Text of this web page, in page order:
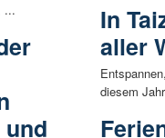
...
In
aller
diesem